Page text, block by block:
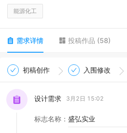
LOGO
能源化工
需求详情 投稿作品 (58)
初稿创作 入围修改
设计需求 3月2日 15:02
标志名称 ： 盛弘实业